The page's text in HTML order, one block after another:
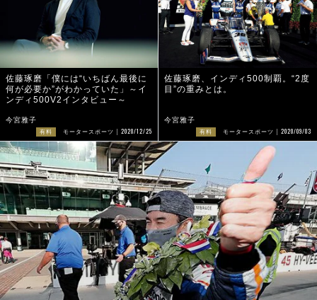
佐藤琢磨「僕には“いちばん最後に
何が必要か”がわかっていた」～イ
ンディ500V2インタビュー～
今宮雅子
有料 モータースポーツ 2020/12/25
佐藤琢磨、インディ500制覇。“2度
目”の重みとは。
今宮雅子
有料 モータースポーツ 2020/09/03